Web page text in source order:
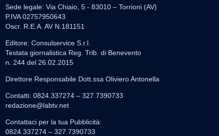
Sede legale: Via Chiaio, 5 - 83010 – Torrioni (AV)
P.IVA 02757950643
Oscr. R.E.A. AV N.181151
Editore: Consulservice S.r.l.
Testata giornalistica Reg. Trib. di Benevento
n. 244 del 26.02.2015
Direttore Responsabile Dott.ssa Oliviero Antonella
Contatti: 0824.337274 – 327.7390733
redazione@labtv.net
Contattaci per la tua Pubblicità:
0824.337274 – 327.7390733